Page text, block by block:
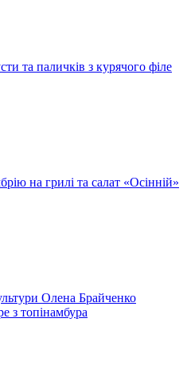
та паличків з курячого філе
на грилі та салат «Осінній»
Олена Брайченко
з топінамбура